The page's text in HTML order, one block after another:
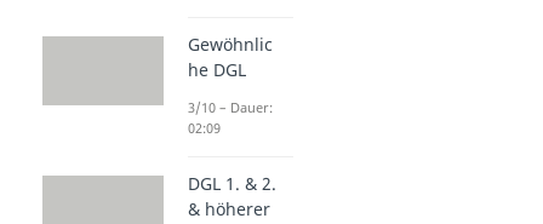
Gewöhnlic
he DGL
3/10 – Dauer:
02:09
DGL 1. & 2.
& höherer